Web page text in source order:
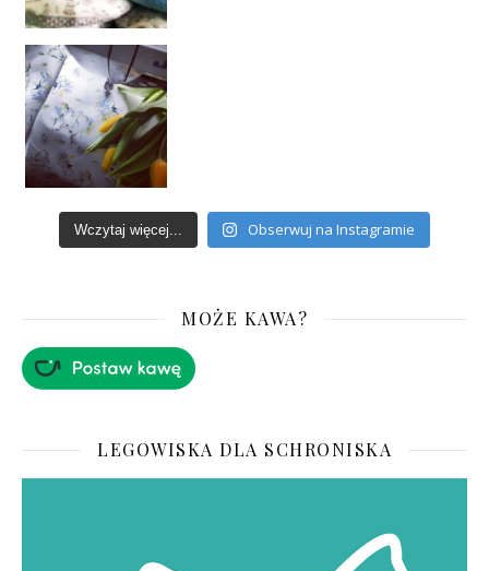
Wczytaj więcej... Obserwuj na Instagramie
MOŻE KAWA?
LEGOWISKA DLA SCHRONISKA